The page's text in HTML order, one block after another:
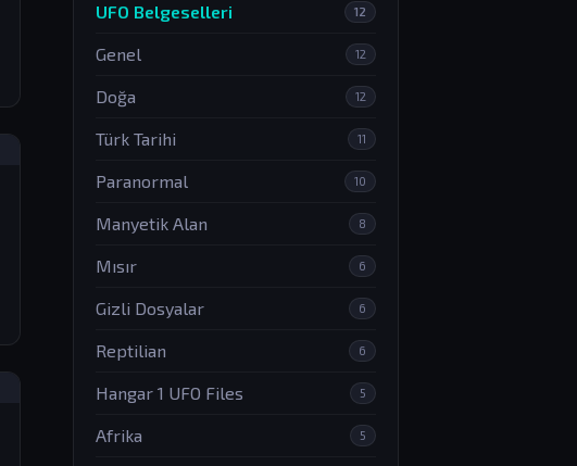
UFO Belgeselleri 12
Genel 12
Doğa 12
Türk Tarihi 11
Paranormal 10
Manyetik Alan 8
Mısır 6
Gizli Dosyalar 6
Reptilian 6
Hangar 1 UFO Files 5
Afrika 5